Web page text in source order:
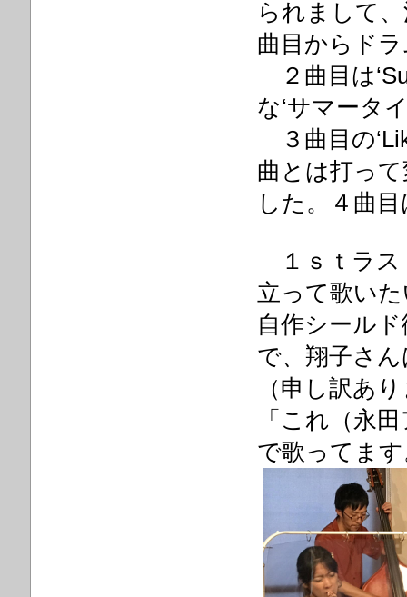
られまして
曲目からド
２曲目は
な‘サマータ
３曲目の
曲とは打っ
した。４曲目
１ｓｔラス
立って歌い
自作シール
で、翔子さ
（申し訳あ
「これ（永
で歌ってます